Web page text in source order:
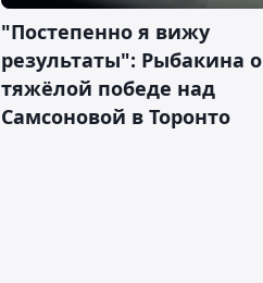
"Постепенно я вижу
результаты": Рыбакина о
тяжёлой победе над
Самсоновой в Торонто